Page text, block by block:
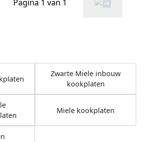
Pagina 1 van 1
Zwarte Miele inbouw
kookplaten
Miele kookplaten